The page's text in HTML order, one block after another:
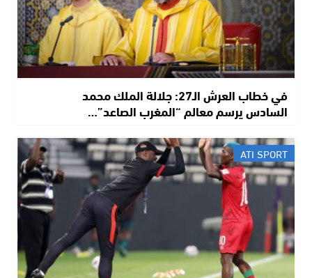
في خطاب العرش الـ27: جلالة الملك محمد
السادس يرسم معالم “المغرب الصاعد”…
ATI SPORT